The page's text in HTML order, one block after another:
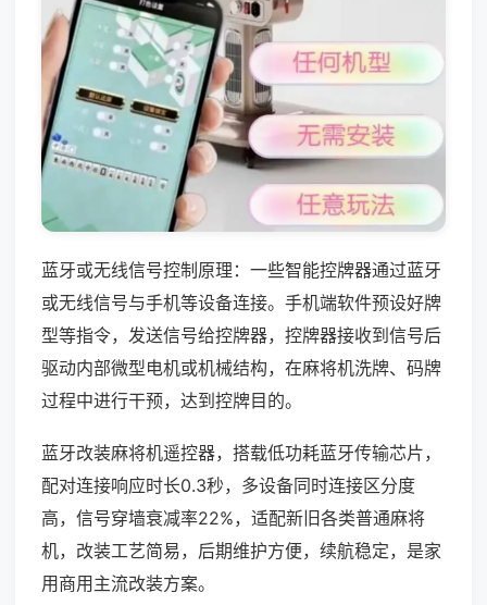
蓝牙或无线信号控制原理：一些智能控牌器通过蓝牙
或无线信号与手机等设备连接。手机端软件预设好牌
型等指令，发送信号给控牌器，控牌器接收到信号后
驱动内部微型电机或机械结构，在麻将机洗牌、码牌
过程中进行干预，达到控牌目的。
蓝牙改装麻将机遥控器，搭载低功耗蓝牙传输芯片，
配对连接响应时长0.3秒，多设备同时连接区分度
高，信号穿墙衰减率22%，适配新旧各类普通麻将
机，改装工艺简易，后期维护方便，续航稳定，是家
用商用主流改装方案。